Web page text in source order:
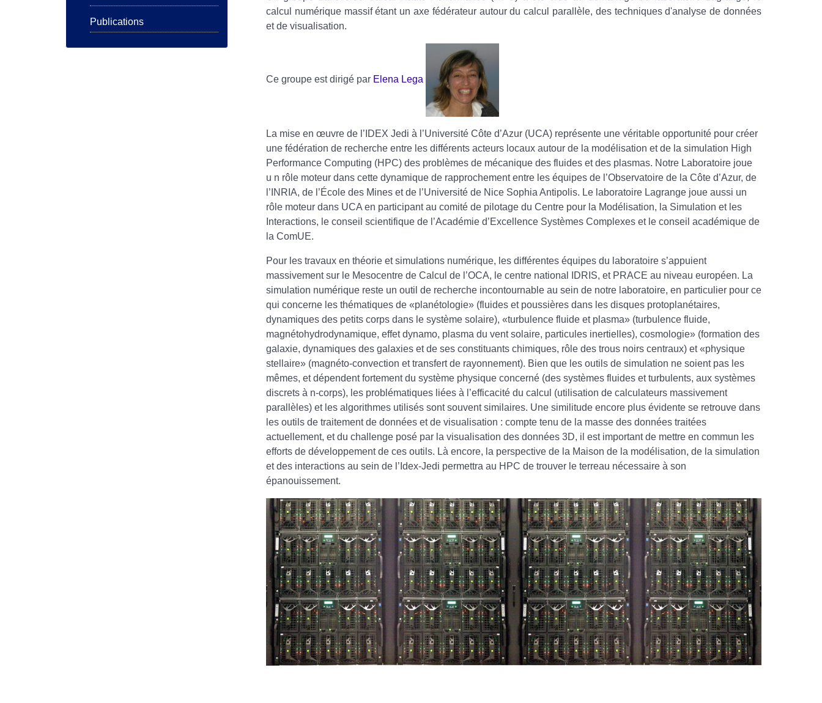
Publications
calcul numérique massif étant un axe fédérateur autour du calcul parallèle, des techniques d'analyse de données
et de visualisation.
Ce groupe est dirigé par Elena Lega
La mise en œuvre de l’IDEX Jedi à l’Université Côte d’Azur (UCA) représente une véritable opportunité pour créer
une fédération de recherche entre les différents acteurs locaux autour de la modélisation et de la simulation High
Performance Computing (HPC) des problèmes de mécanique des fluides et des plasmas. Notre Laboratoire joue
u n rôle moteur dans cette dynamique de rapprochement entre les équipes de l’Observatoire de la Côte d’Azur, de
l’INRIA, de l’École des Mines et de l’Université de Nice Sophia Antipolis. Le laboratoire Lagrange joue aussi un
rôle moteur dans UCA en participant au comité de pilotage du Centre pour la Modélisation, la Simulation et les
Interactions, le conseil scientifique de l’Académie d’Excellence Systèmes Complexes et le conseil académique de
la ComUE.
Pour les travaux en théorie et simulations numérique, les différentes équipes du laboratoire s’appuient
massivement sur le Mesocentre de Calcul de l’OCA, le centre national IDRIS, et PRACE au niveau européen. La
simulation numérique reste un outil de recherche incontournable au sein de notre laboratoire, en particulier pour ce
qui concerne les thématiques de «planétologie» (fluides et poussières dans les disques protoplanétaires,
dynamiques des petits corps dans le système solaire), «turbulence fluide et plasma» (turbulence fluide,
magnétohydrodynamique, effet dynamo, plasma du vent solaire, particules inertielles), cosmologie» (formation des
galaxie, dynamiques des galaxies et de ses constituants chimiques, rôle des trous noirs centraux) et «physique
stellaire» (magnéto-convection et transfert de rayonnement). Bien que les outils de simulation ne soient pas les
mêmes, et dépendent fortement du système physique concerné (des systèmes fluides et turbulents, aux systèmes
discrets à n-corps), les problématiques liées à l’efficacité du calcul (utilisation de calculateurs massivement
parallèles) et les algorithmes utilisés sont souvent similaires. Une similitude encore plus évidente se retrouve dans
les outils de traitement de données et de visualisation : compte tenu de la masse des données traitées
actuellement, et du challenge posé par la visualisation des données 3D, il est important de mettre en commun les
efforts de développement de ces outils. Là encore, la perspective de la Maison de la modélisation, de la simulation
et des interactions au sein de l’Idex-Jedi permettra au HPC de trouver le terreau nécessaire à son
épanouissement.